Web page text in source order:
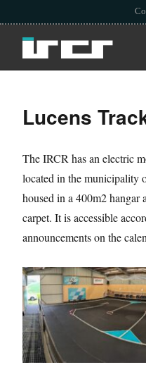
Lucens
The IRCR has an electric
located in the municipality
housed in a 400m2 hangar
carpet. It is accessible
announcements on the